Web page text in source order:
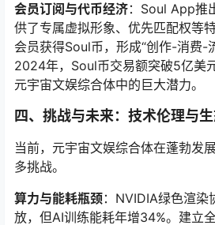
会员订阅与代币经济：Soul App推
供了专属虚拟形象、优先匹配权等
会员获得Soul币，形成“创作-消费-
2024年，Soul币交易额突破5亿美
元宇宙文娱综合体中的巨大潜力。
四、挑战与未来：技术伦理与
当前，元宇宙文娱综合体在蓬勃发
多挑战。
算力与能耗瓶颈：NVIDIA绿色渲
放，但AI训练能耗年增34%。建立